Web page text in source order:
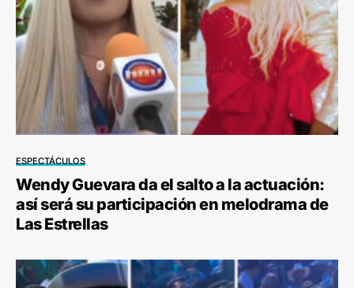
ESPECTÁCULOS
Wendy Guevara da el salto a la actuación:
así será su participación en melodrama de
Las Estrellas